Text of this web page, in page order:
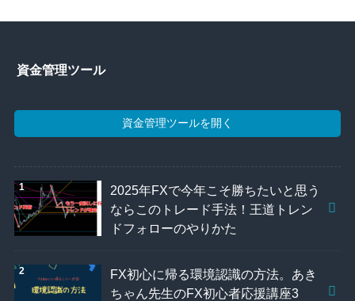
資金管理ツール
資金管理ツールを開く
2025年FXで今年こそ勝ちたいと思う
ならこのトレード手法！王道トレン
ドフォローのやりかた
FX初心に帰る環境認識の方法。あき
ちゃん先生のFX初心者応援講座3